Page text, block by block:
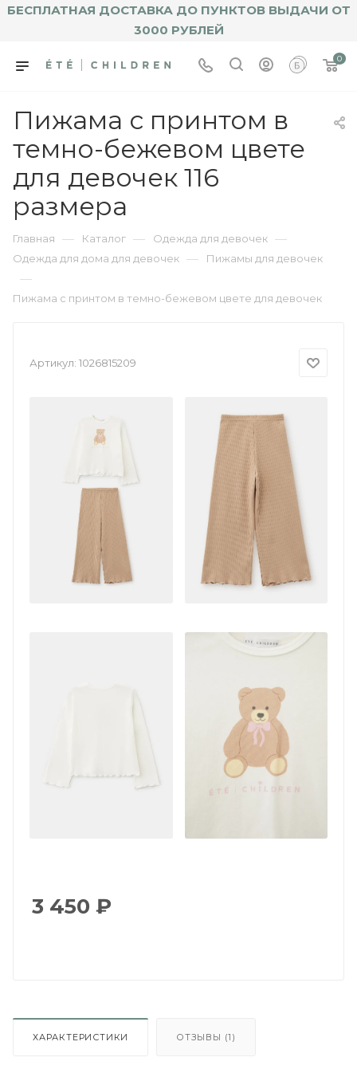
БЕСПЛАТНАЯ ДОСТАВКА ДО ПУНКТОВ ВЫДАЧИ ОТ
3000 РУБЛЕЙ
0
Пижама с принтом в
темно-бежевом цвете
для девочек 116
размера
Главная — Каталог — Одежда для девочек —
Одежда для дома для девочек — Пижамы для девочек
—
Пижама с принтом в темно-бежевом цвете для девочек
Артикул: 1026815209
3 450 ₽
ХАРАКТЕРИСТИКИ ОТЗЫВЫ (1)